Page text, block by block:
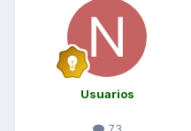
Usuarios
73